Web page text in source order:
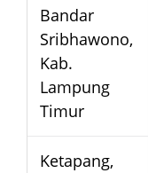
Bandar
Sribhawono,
Kab.
Lampung
Timur
Ketapang,